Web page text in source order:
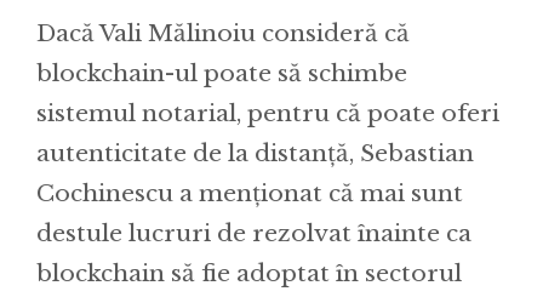
Dacă Vali Mălinoiu consideră că
blockchain-ul poate să schimbe
sistemul notarial, pentru că poate oferi
autenticitate de la distanță, Sebastian
Cochinescu a menționat că mai sunt
destule lucruri de rezolvat înainte ca
blockchain să fie adoptat în sectorul